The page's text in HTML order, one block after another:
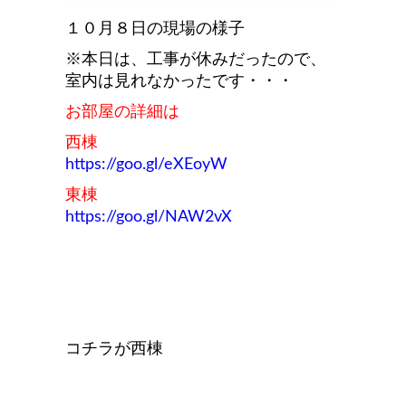
１０月８日の現場の様子
※本日は、工事が休みだったので、
室内は見れなかったです・・・
お部屋の詳細は
西棟
https://goo.gl/eXEoyW
東棟
https://goo.gl/NAW2vX
コチラが西棟